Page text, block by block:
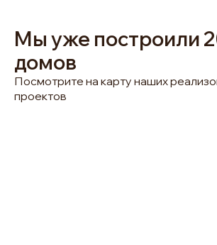
Мы уже построили
домов
Посмотрите на карту наших
проектов